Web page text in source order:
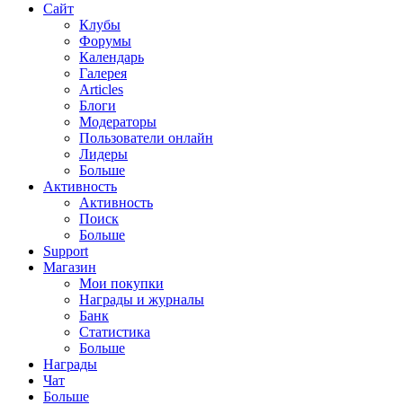
Сайт
Клубы
Форумы
Календарь
Галерея
Articles
Блоги
Модераторы
Пользователи онлайн
Лидеры
Больше
Активность
Активность
Поиск
Больше
Support
Магазин
Мои покупки
Награды и журналы
Банк
Статистика
Больше
Награды
Чат
Больше